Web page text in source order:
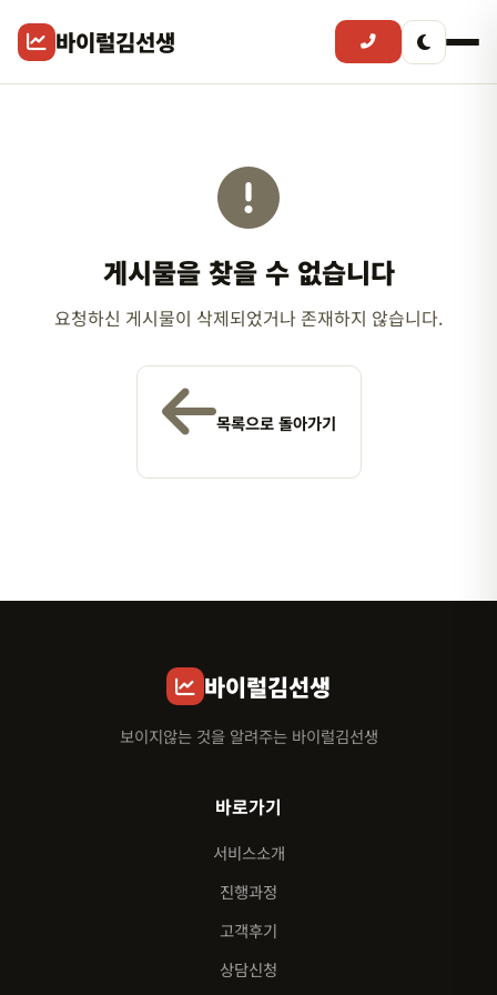
바이럴김선생
게시물을 찾을 수 없습니다
요청하신 게시물이 삭제되었거나 존재하지 않습니다.
목록으로 돌아가기
바이럴김선생
보이지않는 것을 알려주는 바이럴김선생
바로가기
서비스소개
진행과정
고객후기
상담신청